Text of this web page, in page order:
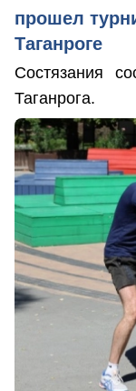
прошел
Таганроге
Состязания
Таганрога.